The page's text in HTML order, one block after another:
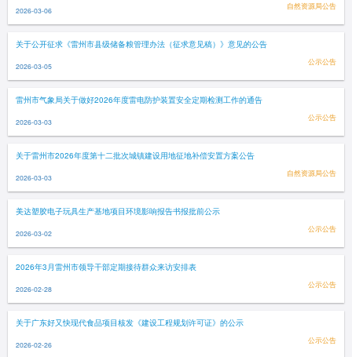
2026-03-06 自然资源局公告
关于公开征求《雷州市县级储备粮管理办法（征求意见稿）》意见的公告
2026-03-05 公示公告
雷州市气象局关于做好2026年度雷电防护装置安全定期检测工作的通告
2026-03-03 公示公告
关于雷州市2026年度第十二批次城镇建设用地征地补偿安置方案公告
2026-03-03 自然资源局公告
美达塑胶电子玩具生产基地项目环境影响报告书报批前公示
2026-03-02 公示公告
2026年3月雷州市领导干部定期接待群众来访安排表
2026-02-28 公示公告
关于广东好又快现代食品项目核发《建设工程规划许可证》的公示
2026-02-26 公示公告